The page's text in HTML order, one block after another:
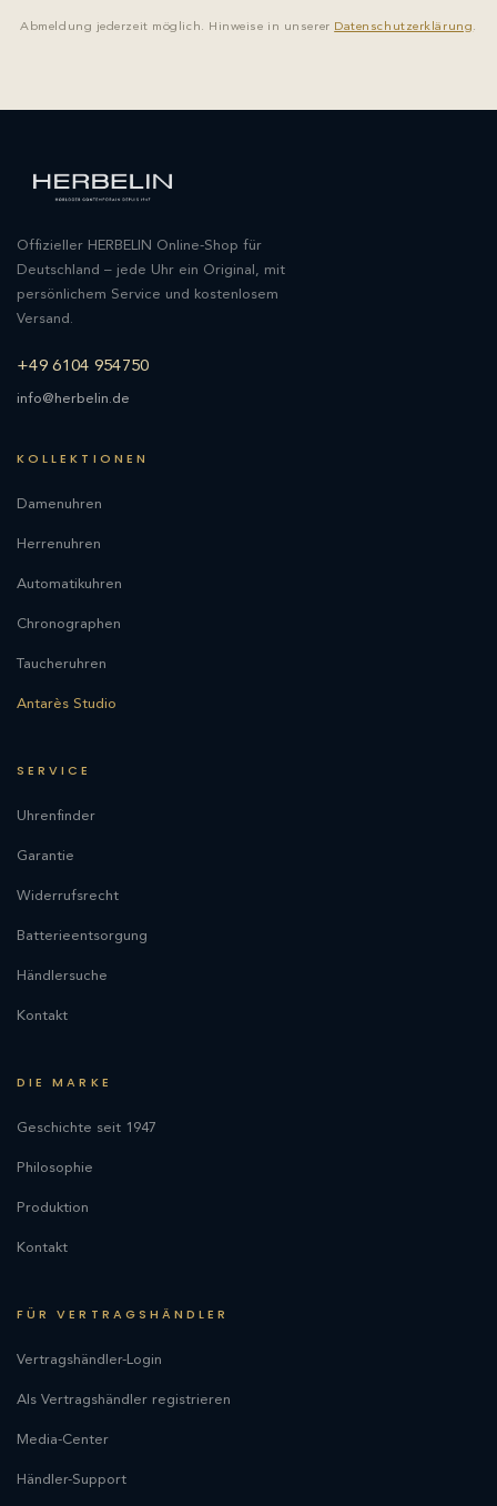
Abmeldung jederzeit möglich. Hinweise in unserer Datenschutzerklärung.
Offizieller HERBELIN Online-Shop für
Deutschland – jede Uhr ein Original, mit
persönlichem Service und kostenlosem
Versand.
+49 6104 954750
info@herbelin.de
KOLLEKTIONEN
Damenuhren
Herrenuhren
Automatikuhren
Chronographen
Taucheruhren
Antarès Studio
SERVICE
Uhrenfinder
Garantie
Widerrufsrecht
Batterieentsorgung
Händlersuche
Kontakt
DIE MARKE
Geschichte seit 1947
Philosophie
Produktion
Kontakt
FÜR VERTRAGSHÄNDLER
Vertragshändler-Login
Als Vertragshändler registrieren
Media-Center
Händler-Support